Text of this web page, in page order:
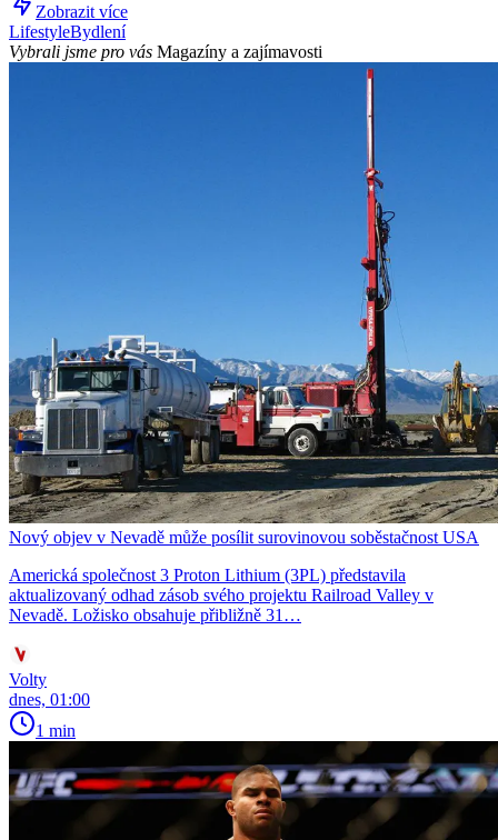
Zobrazit více
LifestyleBydlení
Vybrali jsme pro vás Magazíny a zajímavosti
Nový objev v Nevadě může posílit surovinovou soběstačnost USA
Americká společnost 3 Proton Lithium (3PL) představila
aktualizovaný odhad zásob svého projektu Railroad Valley v
Nevadě. Ložisko obsahuje přibližně 31…
Volty
dnes, 01:00
1 min